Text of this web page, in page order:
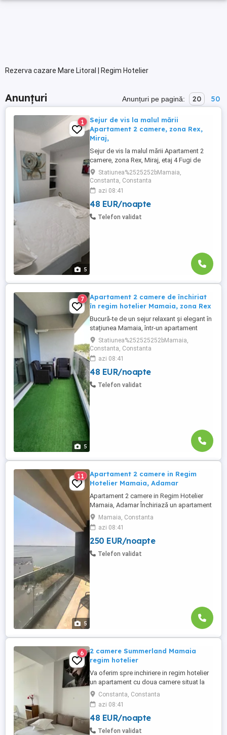
Rezerva cazare Mare Litoral | Regim Hotelier
Anunțuri Anunțuri pe pagină: 20 50
5
1
Sejur de vis la malul mării
Apartament 2 camere, zona Rex,
Miraj,
Sejur de vis la malul mării Apartament 2
camere, zona Rex, Miraj, etaj 4 Fugi de
agitația zilnică și bucură-te de răsfăț la
înălțime, în inima stațiunii! Îți propunem un
apartament cochet cu 2 camere, situat la
mai apreciate locații din zona Rex la doar
...
Statiunea%2525252bMamaia,
Constanta, Constanta
azi 08:41
48 EUR/noapte
Telefon validat
5
7
Apartament 2 camere de închiriat
în regim hotelier Mamaia, zona Rex
Bucură-te de un sejur relaxant și elegant în
stațiunea Mamaia, într-un apartament
spațios situat în complexul Miraj Sunset,
la doar câțiva pași de plajă. Apartamentul
are o suprafață de 60 mp și este compus
matrimonial, o bucătărie complet utilată și
o baie dotată ...
Statiunea%252525252bMamaia,
Constanta, Constanta
azi 08:41
48 EUR/noapte
Telefon validat
5
11
Apartament 2 camere in Regim
Hotelier Mamaia, Adamar
Apartament 2 camere in Regim Hotelier
Mamaia, Adamar Închiriază un apartament
modern cu 2 camere situat în stațiunea
Mamaia, la etajul 8 al clădirii Adamar, ideal
pentru un sejur relaxant la malul mării.
Apartamentul este complet mobilat și
utilat, oferind confortul unei locuințe de
Mamaia, Constanta
azi 08:41
250 EUR/noapte
Telefon validat
6
2 camere Summerland Mamaia
regim hotelier
Va oferim spre inchiriere in regim hotelier
un apartament cu doua camere situat la
Summerland Residence - Mamaia
Apartamentul are o suprafata de 65 mp si
este compus din living cu canapea
extensibilă și dormitor cu pat matrimonial,
avand balcon propriu dotat cu mobilier de
Constanta, Constanta
azi 08:41
48 EUR/noapte
Telefon validat